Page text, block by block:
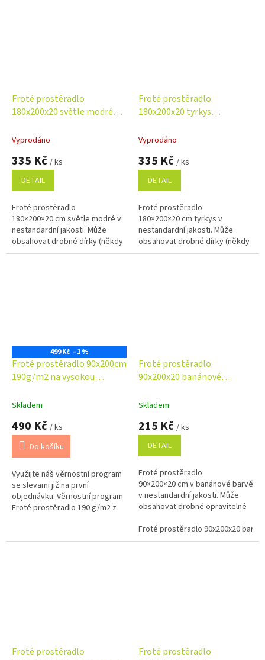
Froté prostěradlo
180x200x20 světle modré
Vyprodáno
335 Kč / ks
DETAIL
Froté prostěradlo
180×200×20 cm světle modré v
nestandardní jakosti. Může
obsahovat drobné dírky (někdy
opravené), bez vlivu na
Froté prostěradlo
180x200x20 tyrkys
Vyprodáno
335 Kč / ks
DETAIL
Froté prostěradlo
180×200×20 cm tyrkys v
nestandardní jakosti. Může
obsahovat drobné dírky (někdy
opravené), bez vlivu na
499 Kč –1 %
Froté prostěradlo 90x200cm
190g/m2 na vysokou
Skladem
490 Kč / ks
Do košíku
Využijte náš věrnostní program
se slevami již na první
objednávku. Věrnostní program
Froté prostěradlo 190 g/m2 z
dotek....
Froté prostěradlo
90x200x20 banánové
Skladem
215 Kč / ks
DETAIL
Froté prostěradlo
90×200×20 cm v banánové barvě
v nestandardní jakosti. Může
obsahovat drobné opravitelné
funkčnost. Kvalitní úplet z
80 %...
Froté prostěradlo 90x200x20
Froté prostěradlo
Froté prostěradlo